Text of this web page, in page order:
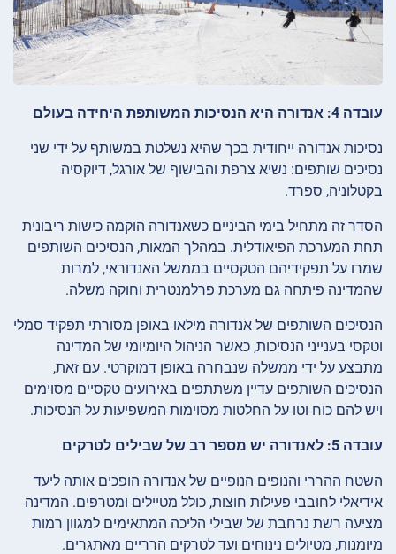
עובדה 4: אנדורה היא הנסיכות המשותפת היחידה בעולם
נסיכות אנדורה ייחודית בכך שהיא נשלטת במשותף על ידי שני
נסיכים שותפים: נשיא צרפת והבישוף של אורגל, דיוקסיה
בקטלוניה, ספרד.
הסדר זה מתחיל בימי הביניים כשאנדורה הוקמה כישות ריבונית
תחת המערכת הפיאודלית. במהלך המאות, הנסיכים השותפים
שמרו על תפקידיהם הטקסיים בממשל האנדוראי, למרות
שהמדינה פיתחה גם מערכת פרלמנטרית וחוקה משלה.
הנסיכים השותפים של אנדורה מילאו באופן מסורתי תפקיד סמלי
וטקסי בענייני הנסיכות, כאשר הניהול היומיומי של המדינה
מתבצע על ידי ממשלה שנבחרה באופן דמוקרטי. עם זאת,
הנסיכים השותפים עדיין משתתפים באירועים טקסיים מסוימים
ויש להם כוח וטו על החלטות מסוימות המשפיעות על הנסיכות.
עובדה 5: לאנדורה יש מספר רב של שבילים לטרקים
השטח ההררי והנופים הנופיים של אנדורה הופכים אותה ליעד
אידיאלי לחובבי פעילות חוצות, כולל מטיילים ומטרפים. המדינה
מציעה רשת נרחבת של שבילי הליכה המתאימים למגוון רמות
מיומנות, מטיולים נינוחים ועד לטרקים הרריים מאתגרים.